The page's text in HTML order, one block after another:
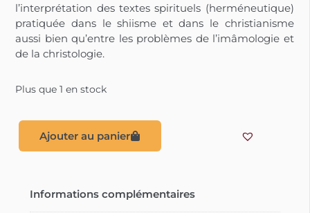
l’interprétation des textes spirituels (herméneutique)
pratiquée dans le shiisme et dans le christianisme
aussi bien qu’entre les problèmes de l’imâmologie et
de la christologie.
Plus que 1 en stock
Ajouter au panier
Informations complémentaires